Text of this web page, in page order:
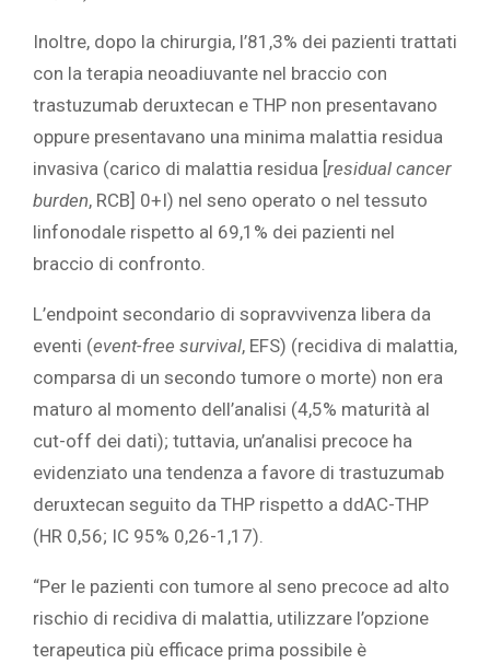
Inoltre, dopo la chirurgia, l’81,3% dei pazienti trattati
con la terapia neoadiuvante nel braccio con
trastuzumab deruxtecan e THP non presentavano
oppure presentavano una minima malattia residua
invasiva (carico di malattia residua [residual cancer
burden, RCB] 0+I) nel seno operato o nel tessuto
linfonodale rispetto al 69,1% dei pazienti nel
braccio di confronto.
L’endpoint secondario di sopravvivenza libera da
eventi (event-free survival, EFS) (recidiva di malattia,
comparsa di un secondo tumore o morte) non era
maturo al momento dell’analisi (4,5% maturità al
cut-off dei dati); tuttavia, un’analisi precoce ha
evidenziato una tendenza a favore di trastuzumab
deruxtecan seguito da THP rispetto a ddAC-THP
(HR 0,56; IC 95% 0,26-1,17).
“Per le pazienti con tumore al seno precoce ad alto
rischio di recidiva di malattia, utilizzare l’opzione
terapeutica più efficace prima possibile è